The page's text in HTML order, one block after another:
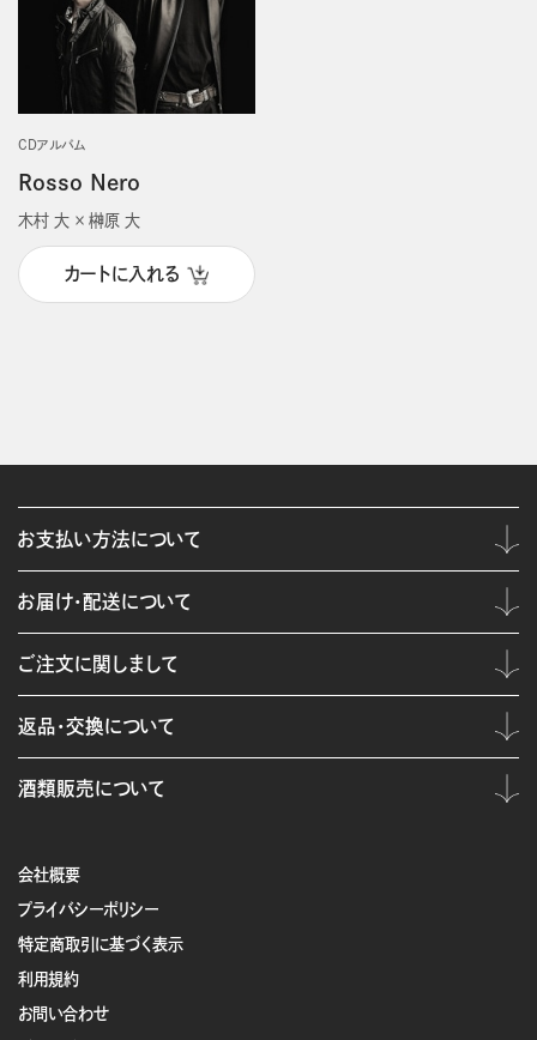
CDアルバム
Rosso Nero
木村 大 × 榊原 大
カートに入れる
会社概要
プライバシーポリシー
特定商取引に基づく表示
利用規約
お問い合わせ
お支払い方法について
お届け・配送について
ご注文に関しまして
返品・交換について
酒類販売について